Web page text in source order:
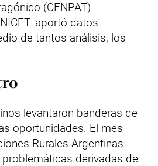
(CENPAT) -
aportó datos
de tantos análisis, los
levantaron banderas de
oportunidades. El mes
Rurales Argentinas
derivadas de